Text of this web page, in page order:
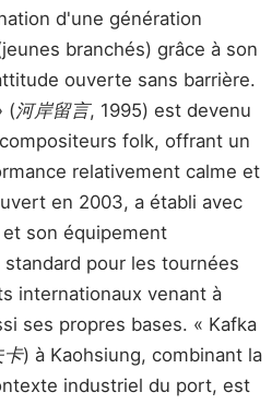
d'une génération
branchés) grâce à son
ouverte sans barrière.
(河岸留言, 1995) est devenu
folk, offrant un
relativement calme et
en 2003, a établi avec
son équipement
pour les tournées
internationaux venant à
ses propres bases. « Kafka
卡) à Kaohsiung, combinant la
industriel du port, est